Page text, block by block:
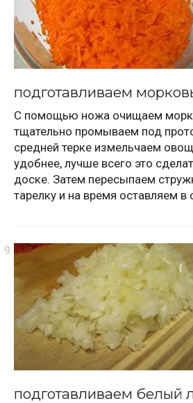
подготавливаем
С помощью ножа очищаем
тщательно промываем под
средней терке измельчаем
удобнее, лучше всего это
доске. Затем пересыпаем
тарелку и на время оставляем в
подготавливаем белый